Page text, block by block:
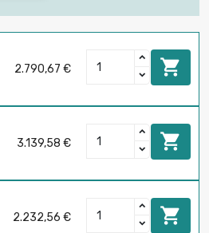
2.790,67 € 
3.139,58 € 
2.232,56 € 